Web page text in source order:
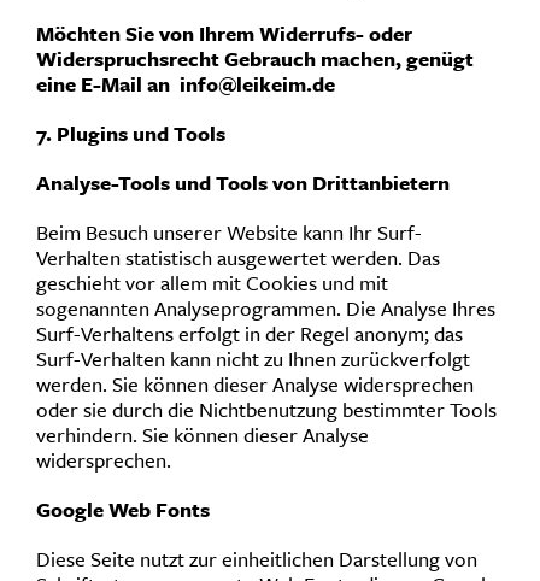
Möchten Sie von Ihrem Widerrufs- oder
Widerspruchsrecht Gebrauch machen, genügt
eine E-Mail an info@leikeim.de
7. Plugins und Tools
Analyse-Tools und Tools von Drittanbietern
Beim Besuch unserer Website kann Ihr Surf-
Verhalten statistisch ausgewertet werden. Das
geschieht vor allem mit Cookies und mit
sogenannten Analyseprogrammen. Die Analyse Ihres
Surf-Verhaltens erfolgt in der Regel anonym; das
Surf-Verhalten kann nicht zu Ihnen zurückverfolgt
werden. Sie können dieser Analyse widersprechen
oder sie durch die Nichtbenutzung bestimmter Tools
verhindern. Sie können dieser Analyse
widersprechen.
Google Web Fonts
Diese Seite nutzt zur einheitlichen Darstellung von